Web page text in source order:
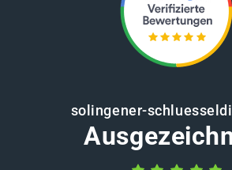
solingener-